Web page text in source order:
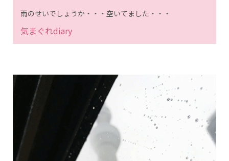
雨のせいでしょうか・・・空いてました・・・
気まぐれdiary